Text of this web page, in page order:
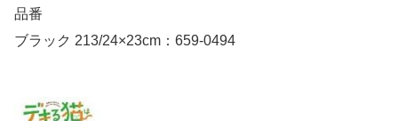
品番
ブラック 213/24×23cm：659-0494